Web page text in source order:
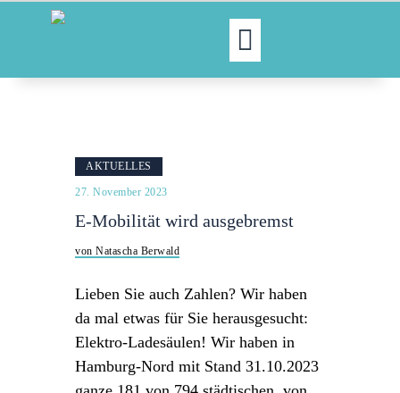
AKTUELLES
NORDAKTUELL
THEMEN
KONTAKT
PRESSE
AKTUELLES
27. November 2023
E-Mobilität wird ausgebremst
von Natascha Berwald
Lieben Sie auch Zahlen? Wir haben
da mal etwas für Sie herausgesucht:
Elektro-Ladesäulen! Wir haben in
Hamburg-Nord mit Stand 31.10.2023